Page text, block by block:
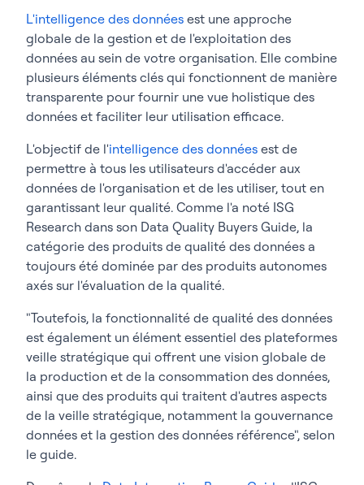
L'intelligence des données est une approche
globale de la gestion et de l'exploitation des
données au sein de votre organisation. Elle combine
plusieurs éléments clés qui fonctionnent de manière
transparente pour fournir une vue holistique des
données et faciliter leur utilisation efficace.
L'objectif de l'intelligence des données est de
permettre à tous les utilisateurs d'accéder aux
données de l'organisation et de les utiliser, tout en
garantissant leur qualité. Comme l'a noté ISG
Research dans son Data Quality Buyers Guide, la
catégorie des produits de qualité des données a
toujours été dominée par des produits autonomes
axés sur l'évaluation de la qualité.
"Toutefois, la fonctionnalité de qualité des données
est également un élément essentiel des plateformes
veille stratégique qui offrent une vision globale de
la production et de la consommation des données,
ainsi que des produits qui traitent d'autres aspects
de la veille stratégique, notamment la gouvernance
données et la gestion des données référence", selon
le guide.